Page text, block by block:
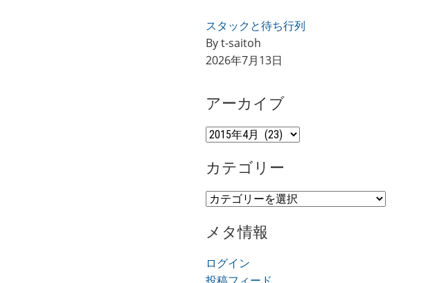
スタックと待ち行列
By t-saitoh
2026年7月13日
アーカイブ
ア
カ
ブ
カテゴリー
カ
ゴ
ー
メタ情報
ログイン